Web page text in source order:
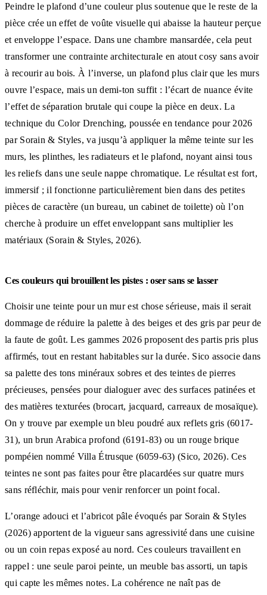
Peindre le plafond d’une couleur plus soutenue que le reste de la
pièce crée un effet de voûte visuelle qui abaisse la hauteur perçue
et enveloppe l’espace. Dans une chambre mansardée, cela peut
transformer une contrainte architecturale en atout cosy sans avoir
à recourir au bois. À l’inverse, un plafond plus clair que les murs
ouvre l’espace, mais un demi-ton suffit : l’écart de nuance évite
l’effet de séparation brutale qui coupe la pièce en deux. La
technique du Color Drenching, poussée en tendance pour 2026
par Sorain & Styles, va jusqu’à appliquer la même teinte sur les
murs, les plinthes, les radiateurs et le plafond, noyant ainsi tous
les reliefs dans une seule nappe chromatique. Le résultat est fort,
immersif ; il fonctionne particulièrement bien dans des petites
pièces de caractère (un bureau, un cabinet de toilette) où l’on
cherche à produire un effet enveloppant sans multiplier les
matériaux (Sorain & Styles, 2026).
Ces couleurs qui brouillent les pistes : oser sans se lasser
Choisir une teinte pour un mur est chose sérieuse, mais il serait
dommage de réduire la palette à des beiges et des gris par peur de
la faute de goût. Les gammes 2026 proposent des partis pris plus
affirmés, tout en restant habitables sur la durée. Sico associe dans
sa palette des tons minéraux sobres et des teintes de pierres
précieuses, pensées pour dialoguer avec des surfaces patinées et
des matières texturées (brocart, jacquard, carreaux de mosaïque).
On y trouve par exemple un bleu poudré aux reflets gris (6017-
31), un brun Arabica profond (6191-83) ou un rouge brique
pompéien nommé Villa Étrusque (6059-63) (Sico, 2026). Ces
teintes ne sont pas faites pour être placardées sur quatre murs
sans réfléchir, mais pour venir renforcer un point focal.
L’orange adouci et l’abricot pâle évoqués par Sorain & Styles
(2026) apportent de la vigueur sans agressivité dans une cuisine
ou un coin repas exposé au nord. Ces couleurs travaillent en
rappel : une seule paroi peinte, un meuble bas assorti, un tapis
qui capte les mêmes notes. La cohérence ne naît pas de